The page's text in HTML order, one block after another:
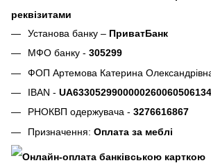
реквізитами
Установа банку – ПриватБанк
МФО банку - 305299
ФОП Артемова Катерина
IBAN -
РНОКВП одержувача - 3276616867
Призначення: Оплата за меблі